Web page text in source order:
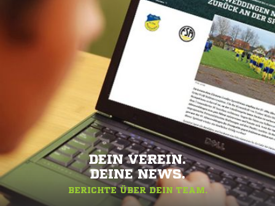
DEIN VEREIN.
DEINE NEWS.
BERICHTE ÜBER DEIN TEAM.